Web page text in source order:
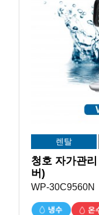
렌탈
청호 자가관
버)
WP-30C9560N